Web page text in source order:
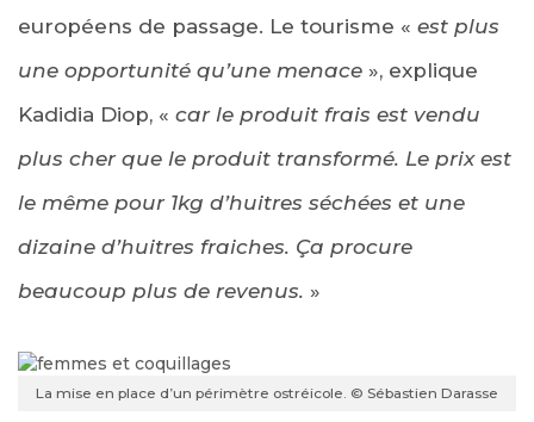
européens de passage. Le tourisme « est plus
une opportunité qu’une menace », explique
Kadidia Diop, « car le produit frais est vendu
plus cher que le produit transformé. Le prix est
le même pour 1kg d’huitres séchées et une
dizaine d’huitres fraiches. Ça procure
beaucoup plus de revenus. »
La mise en place d’un périmètre ostréicole. © Sébastien Darasse